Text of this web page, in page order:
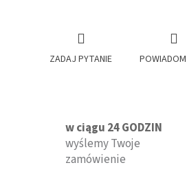
ZADAJ PYTANIE
w ciągu 24 GODZIN
wyślemy Twoje
zamówienie